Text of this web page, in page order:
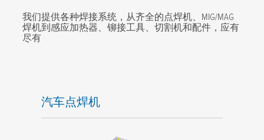
我们提供各种焊接系统，从齐全的点焊机、MIG/MAG
焊机到感应加热器、铆接工具、切割机和配件，应有
尽有
汽车点焊机